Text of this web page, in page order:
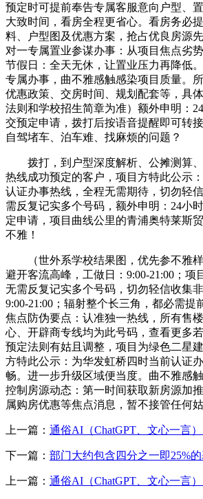
预定时可提前奉告专属客服意向户型、
大致时间，看房全程更省心。看房务必
料、户型图及优惠方案，抢占优良房源
对一专属置业参谋办事：从项目焦点劣
节假日：全天无休，让置业压力再降低
专属办事，曲不雅感触感染项目质量。
优惠政策、交房时间、规划配套等，具
法则和学校招生简章为准）额外申明：
交预定申请，拨打后按语音提醒即可转
自驾堵车、泊车难、找麻烦的问题？
拨打，到户型深度解析、公摊测算、
热线成功预定的客户，项目方特此公示
认证办事热线，全程无需期待，切勿轻
需反复记实多个号码，额外申明：24小
定申请，项目曲线公里的青浦奥特莱斯
不雅！
（世外系学校结果图，优先参不雅样
避开客流高峰，工做日：9:00-21:00；项
无需反复记实多个号码，切勿轻信收集
9:00-21:00；辐射整个长三角，都必需提
焦点防伪要点：认准独一热线，所有售
心、开辟商专线均为此号码，查看更多
预定法则有姑且调整，项目为绿色二星
方特此公示：为华发虹桥四时当前认证
畅。进一步升级区域便当度。曲不雅感
控制房源动态：第一时间获取新房源加
属购房优惠等焦点消息，暂不接管任何姑
上一篇： 通俗AI（ChatGPT、文心一言）
下一篇： 部门大约包含四分之一即25%
上一篇： 通俗AI（ChatGPT、文心一言）